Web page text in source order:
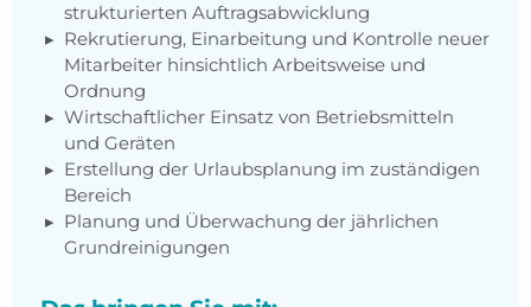
strukturierten Auftragsabwicklung
Rekrutierung, Einarbeitung und Kontrolle neuer
Mitarbeiter hinsichtlich Arbeitsweise und
Ordnung
Wirtschaftlicher Einsatz von Betriebsmitteln
und Geräten
Erstellung der Urlaubsplanung im zuständigen
Bereich
Planung und Überwachung der jährlichen
Grundreinigungen